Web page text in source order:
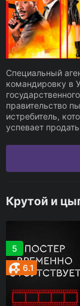
Специальный
командировку в
правительство
истребитель,
успевает
Крутой и
5
6.1